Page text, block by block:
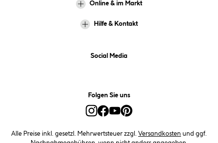
Online & im Markt
Hilfe & Kontakt
Social Media
Folgen Sie uns
Alle Preise inkl. gesetzl. Mehrwertsteuer zzgl. Versandkosten und ggf.